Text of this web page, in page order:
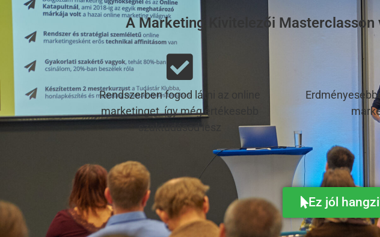
A Marketing Kivitelezői
Rendszerben fogod látni az online
marketinget, így még értékesebb
szaktudásod lesz
Ez jól